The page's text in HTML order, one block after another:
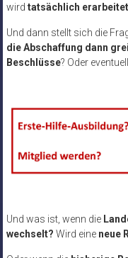
wird tatsächlich erarbeitet
Und dann stellt sich die
die Abschaffung dann
Beschlüsse? Oder
Und was ist, wenn die
wechselt? Wird eine neue